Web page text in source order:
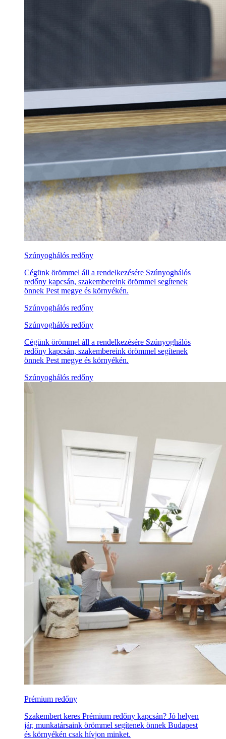
Szúnyoghálós redőny
Cégünk örömmel áll a rendelkezésére Szúnyoghálós
redőny kapcsán, szakembereink örömmel segítenek
önnek Pest megye és környékén.
Szúnyoghálós redőny
Szúnyoghálós redőny
Cégünk örömmel áll a rendelkezésére Szúnyoghálós
redőny kapcsán, szakembereink örömmel segítenek
önnek Pest megye és környékén.
Szúnyoghálós redőny
Prémium redőny
Szakembert keres Prémium redőny kapcsán? Jó helyen
jár, munkatársaink örömmel segítenek önnek Budapest
és környékén csak hívjon minket.